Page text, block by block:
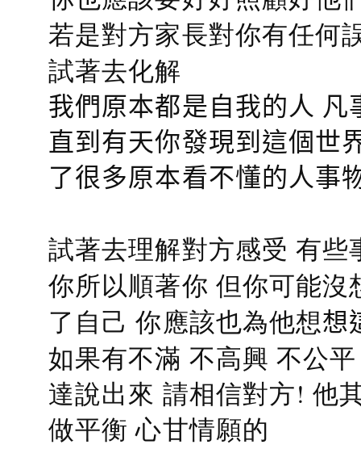
若是對方家長對你有任何
試著去化解
我們原本都是自我的人
直到有天你發現到這個世
了很多原本看不懂的人事
試著去理解對方感受 有
你所以順著你 但你可能
了自己 你應該也為他想想
如果有不滿 不高興 不公
達說出來 請相信對方! 他
做平衡 心甘情願的